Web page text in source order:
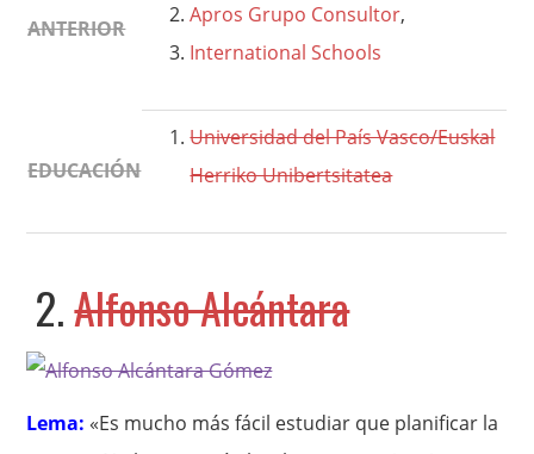
ANTERIOR
Apros Grupo Consultor,
International Schools
EDUCACIÓN
Universidad del País Vasco/Euskal
Herriko Unibertsitatea
2.Alfonso Alcántara
Lema: «Es mucho más fácil estudiar que planificar la